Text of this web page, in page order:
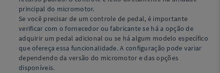
principal do micromotor.
Se você precisar de um controle de pedal, é importante
verificar com o fornecedor ou fabricante se há a opção de
adquirir um pedal adicional ou se há algum modelo específico
que ofereça essa funcionalidade. A configuração pode variar
dependendo da versão do micromotor e das opções
disponíveis.